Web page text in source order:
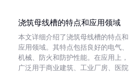
浇筑母线槽的特点和应用领域
本文详细介绍了浇筑母线槽的特点和
应用领域。其特点包括良好的电气、
机械、防火和防护性能。在应用上，
广泛用于商业建筑、工业厂房、医院